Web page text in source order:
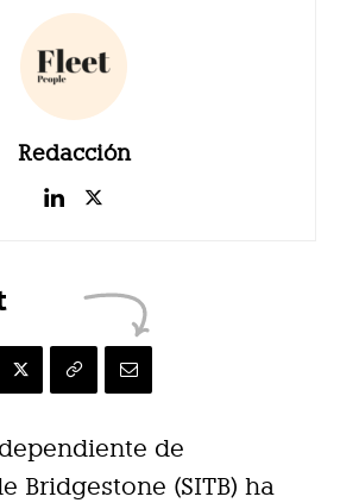
Redacción
de
Bridgestone (SITB) ha